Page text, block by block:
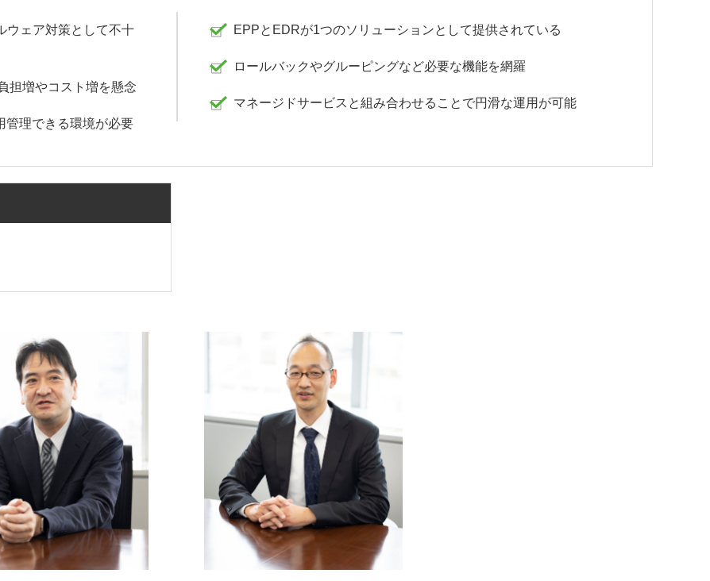
ウェア対策として不十
担増やコスト増を懸念
管理できる環境が必要
EPPとEDRが1つのソリューションとして提供されている
ロールバックやグルーピングなど必要な機能を網羅
マネージドサービスと組み合わせることで円滑な運用が可能